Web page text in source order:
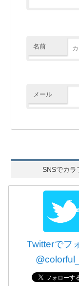
名前
メール
SNSでカ
Twitterでフ